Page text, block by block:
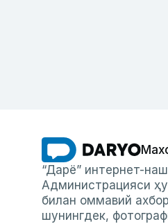
“Дарё” интернет-
Администрацияси
билан оммавий
шунингдек,